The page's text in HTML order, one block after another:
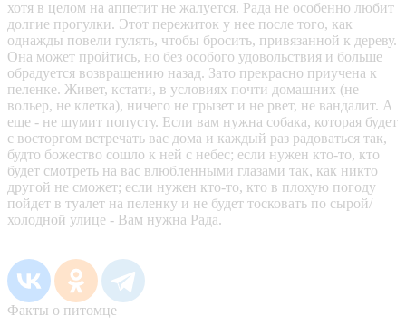
хотя в целом на аппетит не жалуется. Рада не особенно любит
долгие прогулки. Этот пережиток у нее после того, как
однажды повели гулять, чтобы бросить, привязанной к дереву.
Она может пройтись, но без особого удовольствия и больше
обрадуется возвращению назад. Зато прекрасно приучена к
пеленке. Живет, кстати, в условиях почти домашних (не
вольер, не клетка), ничего не грызет и не рвет, не вандалит. А
еще - не шумит попусту. Если вам нужна собака, которая будет
с восторгом встречать вас дома и каждый раз радоваться так,
будто божество сошло к ней с небес; если нужен кто-то, кто
будет смотреть на вас влюбленными глазами так, как никто
другой не сможет; если нужен кто-то, кто в плохую погоду
пойдет в туалет на пеленку и не будет тосковать по сырой/
холодной улице - Вам нужна Рада.
Факты о питомце